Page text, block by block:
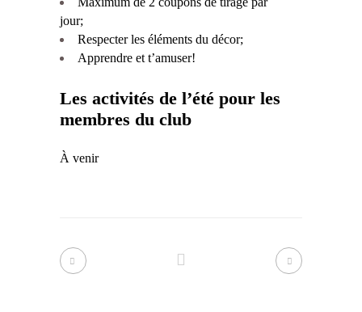
jour;
Respecter les éléments du décor;
Apprendre et t’amuser!
Les activités de l’été pour les
membres du club
À venir